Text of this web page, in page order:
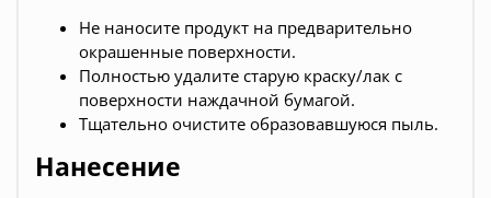
Не наносите продукт на предварительно
окрашенные поверхности.
Полностью удалите старую краску/лак с
поверхности наждачной бумагой.
Тщательно очистите образовавшуюся пыль.
Нанесение